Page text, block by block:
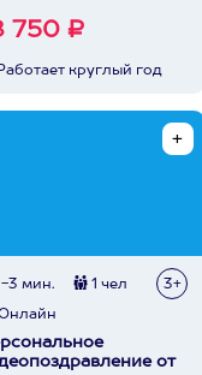
750 ₽
круглый год
3 мин. 1 чел 3+
от